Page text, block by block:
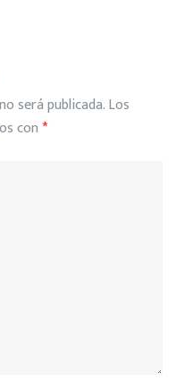
será publicada.Los
con*